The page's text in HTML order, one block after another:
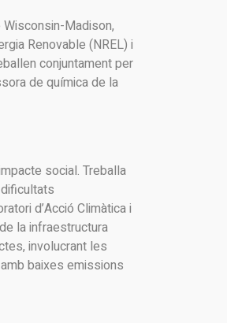
Madison,
Renovable (NREL) i
conjuntament per
de química de la
social. Treballa
d’Acció Climàtica i
la infraestructura
involucrant les
baixes emissions